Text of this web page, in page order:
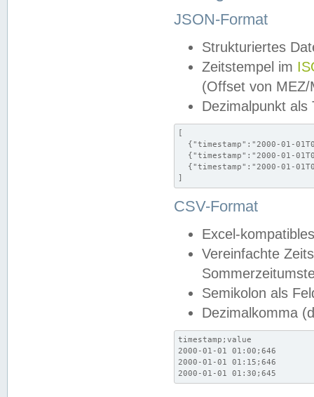
JSON-Format
Strukturiertes
Zeitstempel im
(Offset von MEZ/
Dezimalpunkt als
[
{"timestamp":"2000-01-
{"timestamp":"2000-01-
{"timestamp":"2000-01-
]
CSV-Format
Excel-
Vereinfachte
Semikolon als
Dezimalkomma
timestamp;value
2000-01-01 01:00;646
2000-01-01 01:15;646
2000-01-01 01:30;645